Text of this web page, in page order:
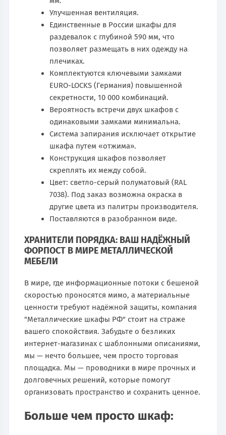
Улучшенная вентиляция.
Единственные в России шкафы для
раздевалок с глубиной 590 мм, что
позволяет размещать в них одежду на
плечиках.
Комплектуются ключевыми замками
EURO-LOCKS (Германия) повышенной
секретности, 10 000 комбинаций.
Вероятность встречи двух шкафов с
одинаковыми замками минимальна.
Система запирания исключает открытие
шкафа путем «отжима».
Конструкция шкафов позволяет
скреплять их между собой.
Цвет: светло-серый полуматовый (RAL
7038). Под заказ возможна окраска в
другие цвета из палитры производителя.
Поставляются в разобранном виде.
ХРАНИТЕЛИ ПОРЯДКА: ВАШ НАДЁЖНЫЙ
ФОРПОСТ В МИРЕ МЕТАЛЛИЧЕСКОЙ
МЕБЕЛИ
В мире, где информационные потоки с бешеной
скоростью проносятся мимо, а материальные
ценности требуют надёжной защиты, компания
"Металлические шкафы РФ" стоит на страже
вашего спокойствия. Забудьте о безликих
интернет-магазинах с шаблонными описаниями,
мы — нечто большее, чем просто торговая
площадка. Мы — проводники в мире прочных и
долговечных решений, которые помогут
организовать пространство и сохранить ценное.
Больше чем просто шкаф: